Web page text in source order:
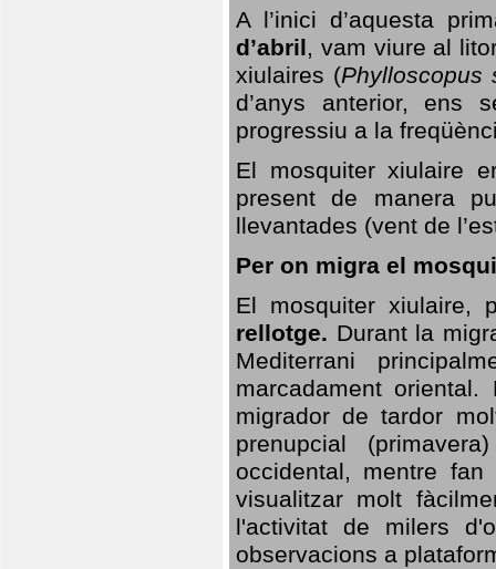
A l’inici d’aquesta
d’abril, vam viure al
xiulaires (Phylloscopus
d’anys anterior, ens
progressiu a la
El mosquiter xiulaire
present de manera
llevantades (vent de
Per on migra el
El mosquiter xiulaire,
rellotge. Durant la
Mediterrani
marcadament
migrador de tardor
prenupcial
occidental, mentre
visualitzar molt
l'activitat de milers
observacions a